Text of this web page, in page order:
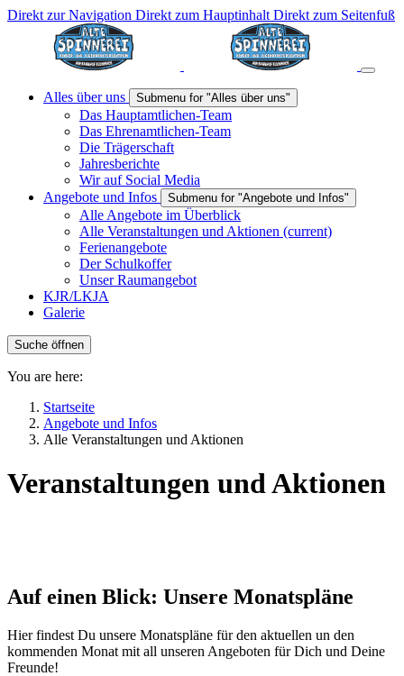
Direkt zur Navigation Direkt zum Hauptinhalt Direkt zum Seitenfuß
Alles über uns Submenu for "Alles über uns"
Das Hauptamtlichen-Team
Das Ehrenamtlichen-Team
Die Trägerschaft
Jahresberichte
Wir auf Social Media
Angebote und Infos
Submenu for "Angebote und Infos"
Alle Angebote im Überblick
Alle Veranstaltungen und Aktionen (current)
Ferienangebote
Der Schulkoffer
Unser Raumangebot
KJR/LKJA
Galerie
Suche öffnen
You are here:
Startseite
Angebote und Infos
Alle Veranstaltungen und Aktionen
Veranstaltungen und Aktionen
Auf einen Blick: Unsere Monatspläne
Hier findest Du unsere Monatspläne für den aktuellen un den
kommenden Monat mit all unseren Angeboten für Dich und Deine
Freunde!